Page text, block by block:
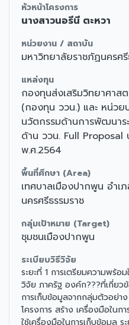
หัวหน้าโครงการ
นางสาวนอรีนี ตะหวา
หน่วยงาน / สถาบัน
มหาวิทยาลัยราชภัฏนครศรี
แหล่งทุน
กองทุนส่งเสริมวิทยาศาส
(กองทุน ววน.) และ หน่วย
นวัตกรรมด้านการพัฒนา
ด้าน ววน. Full Proposal
พ.ศ.2564
พื้นที่ศึกษา (Area)
เทศบาลเมืองปากพูน อำเ
นครศรีธรรมราช
กลุ่มเป้าหมาย (Target)
ชุมชนเมืองปากพูน
ระเบียบวิธีวิจัย
ระยะที่ 1 การเตรียมความพร้อ
วิจัย ภาครัฐ องค์ก???ที่เกี่ยว
การเก็บข้อมูลจากกลุ่มตัวอย่า
โครงการ สร้าง เครื่องมือในก
ใช้เครื่องมือในการเก็บข้อมูล